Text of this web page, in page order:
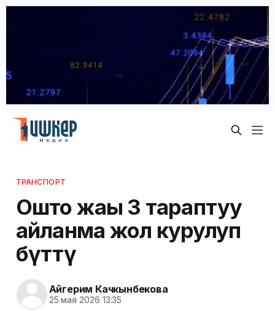
ТРАНСПОРТ
Ошто жаңы 3 тараптуу
айланма жол курулуп
бүттү
Айгерим Качкынбекова
25 мая 2026 13:35